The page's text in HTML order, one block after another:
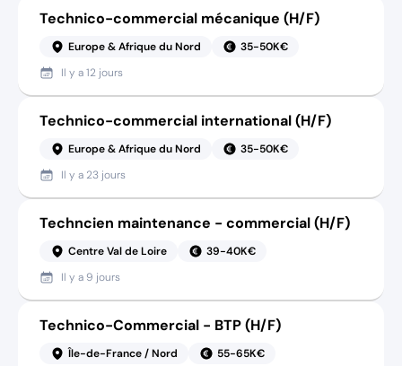
Technico-commercial mécanique (H/F)
Europe & Afrique du Nord
35-50K€
Il y a12 jours
Technico-commercial international (H/F)
Europe & Afrique du Nord
35-50K€
Il y a 23 jours
Techncien maintenance - commercial (H/F)
Centre Val de Loire
39-40K€
Il y a 9 jours
Technico-Commercial - BTP (H/F)
Île-de-France / Nord
55-65K€